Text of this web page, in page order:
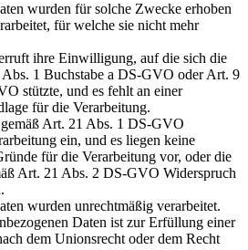
wurden für solche Zwecke erhoben
für welche sie nicht mehr
ihre Einwilligung, auf die sich die
1 Buchstabe a DS-GVO oder Art. 9
stützte, und es fehlt an einer
für die Verarbeitung.
Art. 21 Abs. 1 DS-GVO
ein, und es liegen keine
für die Verarbeitung vor, oder die
Art. 21 Abs. 2 DS-GVO Widerspruch
wurden unrechtmäßig verarbeitet.
Daten ist zur Erfüllung einer
dem Unionsrecht oder dem Recht